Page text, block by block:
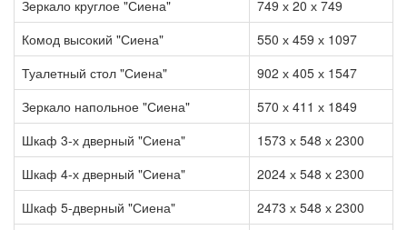
Зеркало круглое "Сиена"
749 х 20 х 749
Комод высокий "Сиена"
550 х 459 х 1097
Туалетный стол "Сиена"
902 х 405 х 1547
Зеркало напольное "Сиена"
570 х 411 х 1849
Шкаф 3-х дверный "Сиена"
1573 х 548 х 2300
Шкаф 4-х дверный "Сиена"
2024 х 548 х 2300
Шкаф 5-дверный "Сиена"
2473 х 548 х 2300